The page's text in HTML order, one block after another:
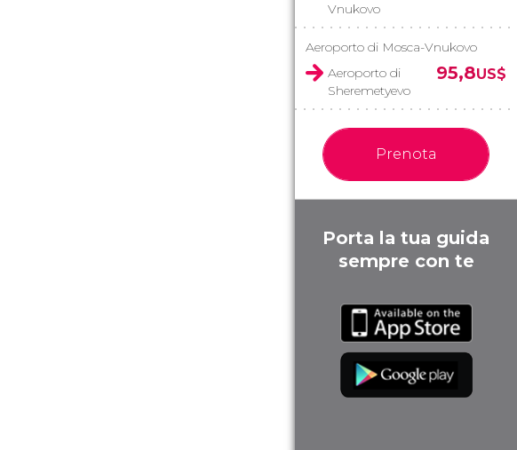
Vnukovo
Aeroporto di Mosca-Vnukovo
Aeroporto di
Sheremetyevo
95,8US$
Prenota
Porta la tua guida
sempre con te